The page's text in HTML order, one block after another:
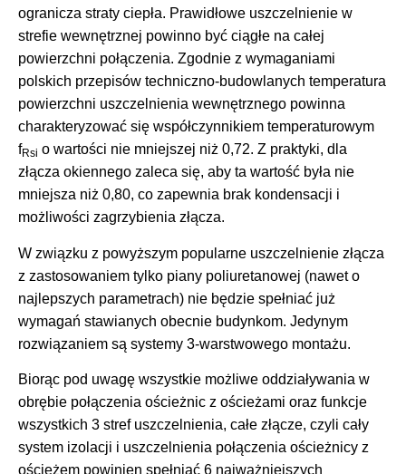
ogranicza straty ciepła. Prawidłowe uszczelnienie w
strefie wewnętrznej powinno być ciągłe na całej
powierzchni połączenia. Zgodnie z wymaganiami
polskich przepisów techniczno-budowlanych temperatura
powierzchni uszczelnienia wewnętrznego powinna
charakteryzować się współczynnikiem temperaturowym
fRsi o wartości nie mniejszej niż 0,72. Z praktyki, dla
złącza okiennego zaleca się, aby ta wartość była nie
mniejsza niż 0,80, co zapewnia brak kondensacji i
możliwości zagrzybienia złącza.
W związku z powyższym popularne uszczelnienie złącza
z zastosowaniem tylko piany poliuretanowej (nawet o
najlepszych parametrach) nie będzie spełniać już
wymagań stawianych obecnie budynkom. Jedynym
rozwiązaniem są systemy 3-warstwowego montażu.
Biorąc pod uwagę wszystkie możliwe oddziaływania w
obrębie połączenia ościeżnic z ościeżami oraz funkcje
wszystkich 3 stref uszczelnienia, całe złącze, czyli cały
system izolacji i uszczelnienia połączenia ościeżnicy z
ościeżem powinien spełniać 6 najważniejszych